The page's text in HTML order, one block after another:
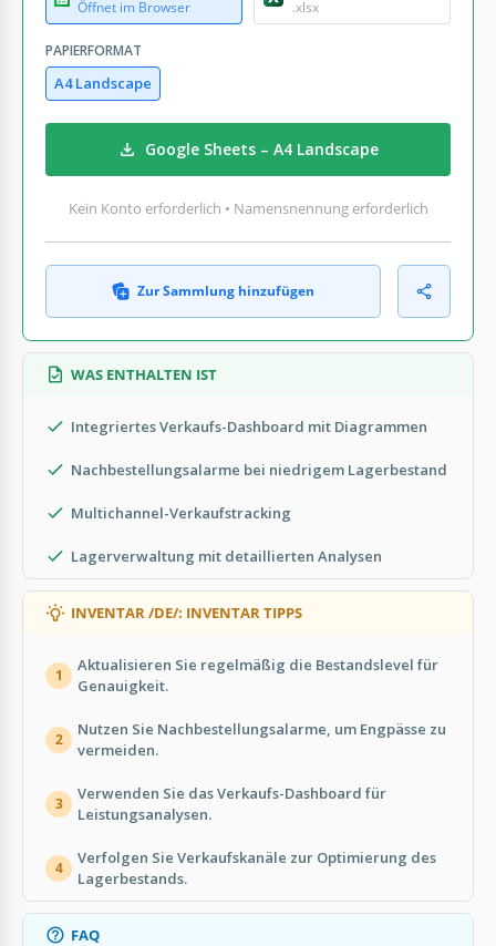
Öffnet im Browser .xlsx
PAPIERFORMAT
A4 Landscape
Google Sheets – A4 Landscape
Kein Konto erforderlich • Namensnennung erforderlich
Zur Sammlung hinzufügen
WAS ENTHALTEN IST
Integriertes Verkaufs-Dashboard mit Diagrammen
Nachbestellungsalarme bei niedrigem Lagerbestand
Multichannel-Verkaufstracking
Lagerverwaltung mit detaillierten Analysen
INVENTAR /DE/: INVENTAR TIPPS
1
Aktualisieren Sie regelmäßig die Bestandslevel für
Genauigkeit.
2
Nutzen Sie Nachbestellungsalarme, um Engpässe zu
vermeiden.
3
Verwenden Sie das Verkaufs-Dashboard für
Leistungsanalysen.
4
Verfolgen Sie Verkaufskanäle zur Optimierung des
Lagerbestands.
FAQ